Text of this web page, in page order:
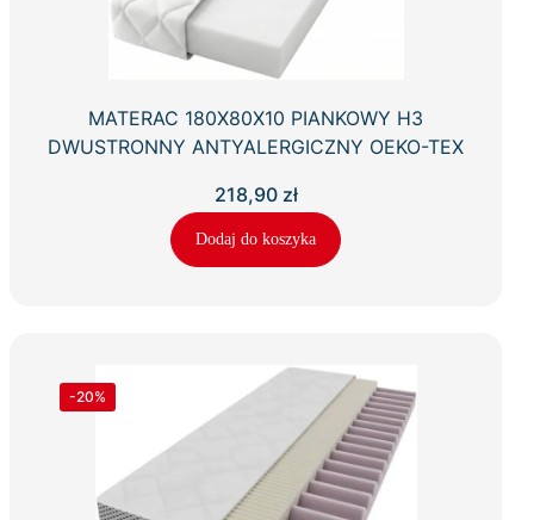
MATERAC 180X80X10 PIANKOWY H3
DWUSTRONNY ANTYALERGICZNY OEKO-TEX
218,90 zł
Dodaj do koszyka
-20%